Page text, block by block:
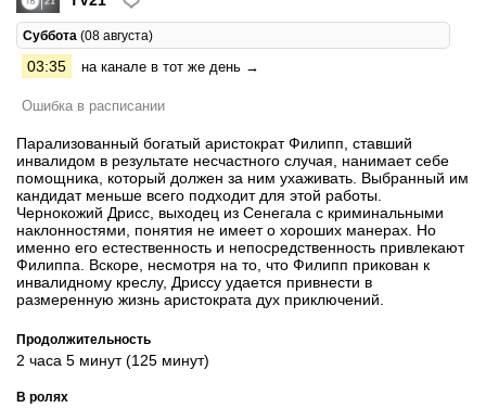
Суббота (08 августа)
03:35 на канале в тот же день →
Ошибка в расписании
Парализованный богатый аристократ Филипп, ставший
инвалидом в результате несчастного случая, нанимает себе
помощника, который должен за ним ухаживать. Выбранный им
кандидат меньше всего подходит для этой работы.
Чернокожий Дрисс, выходец из Сенегала с криминальными
наклонностями, понятия не имеет о хороших манерах. Но
именно его естественность и непосредственность привлекают
Филиппа. Вскоре, несмотря на то, что Филипп прикован к
инвалидному креслу, Дриссу удается привнести в
размеренную жизнь аристократа дух приключений.
Продолжительность
2 часа 5 минут (125 минут)
В ролях